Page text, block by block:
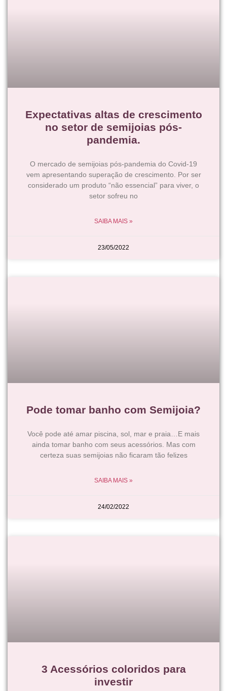
Expectativas altas de crescimento
no setor de semijoias pós-
pandemia.
O mercado de semijoias pós-pandemia do Covid-19
vem apresentando superação de crescimento. Por ser
considerado um produto “não essencial” para viver, o
setor sofreu no
SAIBA MAIS »
23/05/2022
Pode tomar banho com Semijoia?
Você pode até amar piscina, sol, mar e praia…E mais
ainda tomar banho com seus acessórios. Mas com
certeza suas semijoias não ficaram tão felizes
SAIBA MAIS »
24/02/2022
3 Acessórios coloridos para
investir